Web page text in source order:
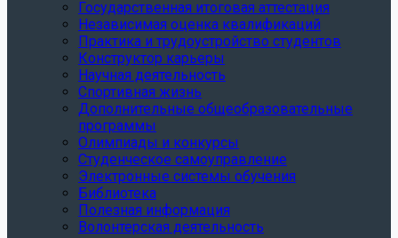
Государственная итоговая аттестация
Независимая оценка квалификаций
Практика и трудоустройство студентов
Конструктор карьеры
Научная деятельность
Спортивная жизнь
Дополнительные общеобразовательные
программы
Олимпиады и конкурсы
Студенческое самоуправление
Электронные системы обучения
Библиотека
Полезная информация
Волонтерская деятельность